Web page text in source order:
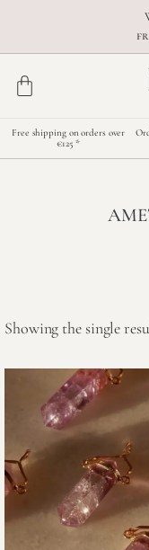
Free shipping on orders over
€125 *
Showing the single